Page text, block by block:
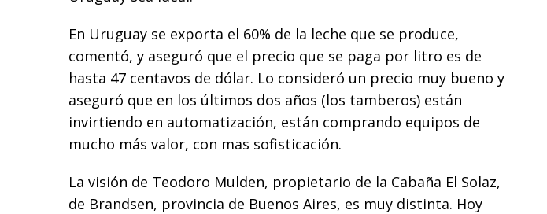
En Uruguay se exporta el 60% de la leche que se produce,
comentó, y aseguró que el precio que se paga por litro es de
hasta 47 centavos de dólar. Lo consideró un precio muy bueno y
aseguró que en los últimos dos años (los tamberos) están
invirtiendo en automatización, están comprando equipos de
mucho más valor, con mas sofisticación.
La visión de Teodoro Mulden, propietario de la Cabaña El Solaz,
de Brandsen, provincia de Buenos Aires, es muy distinta. Hoy